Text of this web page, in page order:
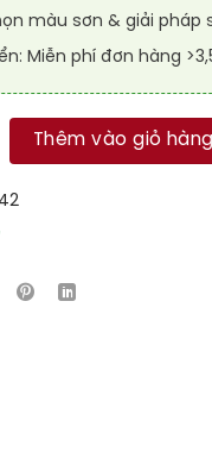
màu sơn & giải pháp
Miễn phí đơn hàng
trượt RAL RAFLOOR
Thêm vào giỏ hàng